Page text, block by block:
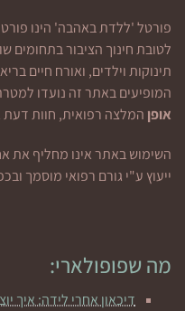
פורטל 'ללדת באהבה' הינו
לטובת חינוך הציבור בתחומים
תינוקות וילדים, ואורח חיים
המופיעים באתר זה נועדו
אופן המלצה רפואית, חוות
השימוש באתר אינו מחליף את
ייעוץ ע"י גורם רפואי מוסמך
מה שפופולארי:
דיכאון אחרי לידה: איך